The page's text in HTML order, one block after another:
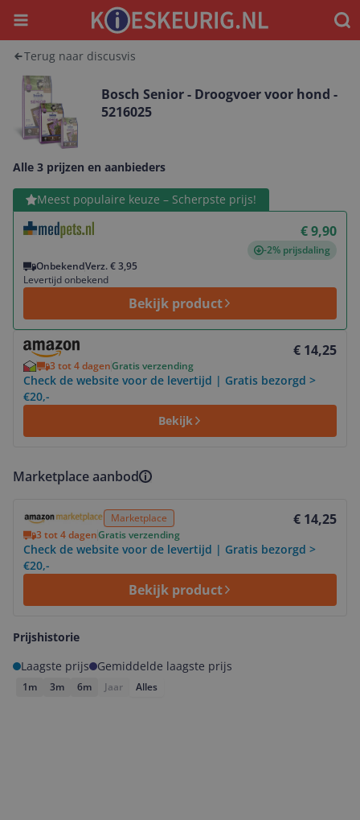
Menu
Terug naar discusvis
Bosch Senior - Droogvoer voor hond -
5216025
Alle 3 prijzen en aanbieders
Meest populaire keuze – Scherpste prijs!
€ 9,90
-2% prijsdaling
OnbekendVerz. € 3,95
Levertijd onbekend
Bekijk product
Bekijk product
€ 14,25
3 tot 4 dagenGratis verzending
Check de website voor de levertijd | Gratis bezorgd >
€20,-
Bekijk
Bekijk product
Marketplace aanbod
Marketplace € 14,25
3 tot 4 dagenGratis verzending
Check de website voor de levertijd | Gratis bezorgd >
€20,-
Bekijk product
Prijshistorie
Laagste prijs
Gemiddelde laagste prijs
1m 3m 6m Jaar Alles